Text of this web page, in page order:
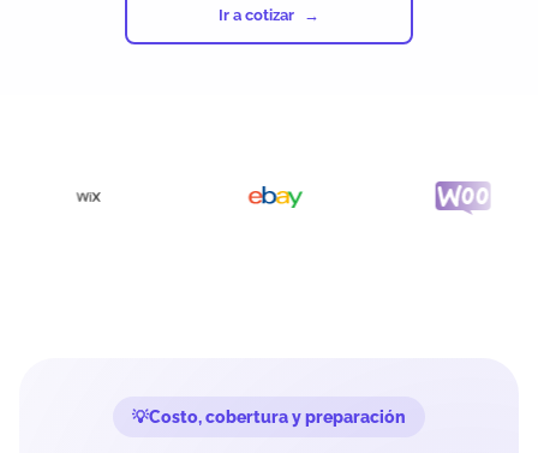
Ir a cotizar
Costo, cobertura y preparación